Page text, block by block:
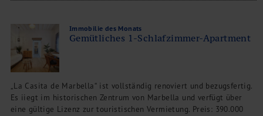
Immobilie des Monats
Gemütliches 1-Schlafzimmer-Apartment
„La Casita de Marbella“ ist vollständig renoviert und bezugsfertig.
Es iiegt im historischen Zentrum von Marbella und verfügt über
eine gültige Lizenz zur touristischen Vermietung. Preis: 390.000